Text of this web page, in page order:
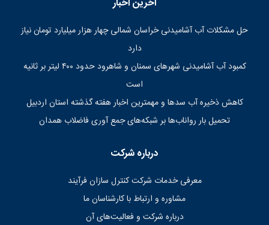
آخرین اخبار
حل مشکلات آب آشامیدنی خراسان شمالی چهار هزار میلیارد تومان نیاز
دارد
کمبود آب آشامیدنی شهرهای سمنان و شاهرود حدود ۴۰۰ لیتر بر ثانیه
است
کاهش ذخیره آب سدها و مهمترین اخبار هفته گذشته استان اردبیل
تحمیل بار رواناب‌ها بر شبکه‌های جمع آوری فاضلاب همدان
درباره شرکت
معرفی خدمات شرکت کنترل سازان فرآیند
مشاوره و ارتباط با کارشناسان ما
درباره شرکت و فعالیت‌های آن